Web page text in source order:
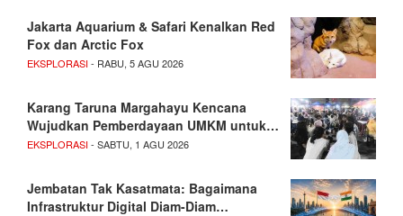
Jakarta Aquarium & Safari Kenalkan Red
Fox dan Arctic Fox
EKSPLORASI- RABU, 5 AGU 2026
Karang Taruna Margahayu Kencana
Wujudkan Pemberdayaan UMKM untuk…
EKSPLORASI- SABTU, 1 AGU 2026
Jembatan Tak Kasatmata: Bagaimana
Infrastruktur Digital Diam-Diam…